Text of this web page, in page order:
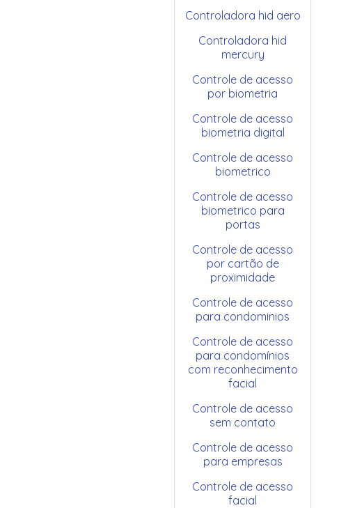
Controladora hid aero
Controladora hid
mercury
Controle de acesso
por biometria
Controle de acesso
biometria digital
Controle de acesso
biometrico
Controle de acesso
biometrico para
portas
Controle de acesso
por cartão de
proximidade
Controle de acesso
para condominios
Controle de acesso
para condomínios
com reconhecimento
facial
Controle de acesso
sem contato
Controle de acesso
para empresas
Controle de acesso
facial